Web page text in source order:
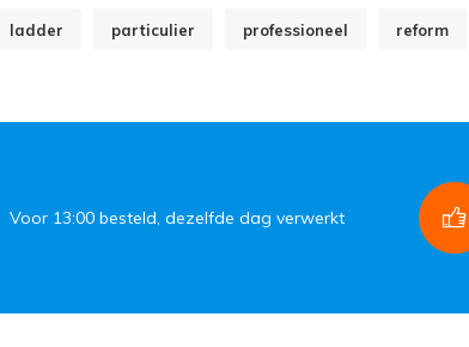
ladder particulier professioneel reform
Voor 13:00 besteld, dezelfde dag verwerkt